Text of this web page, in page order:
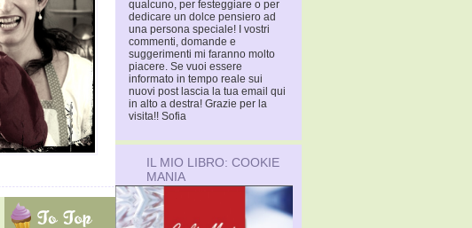
qualcuno, per festeggiare o per
dedicare un dolce pensiero ad
una persona speciale! I vostri
commenti, domande e
suggerimenti mi faranno molto
piacere. Se vuoi essere
informato in tempo reale sui
nuovi post lascia la tua email qui
in alto a destra! Grazie per la
visita!! Sofia
IL MIO LIBRO: COOKIE
MANIA